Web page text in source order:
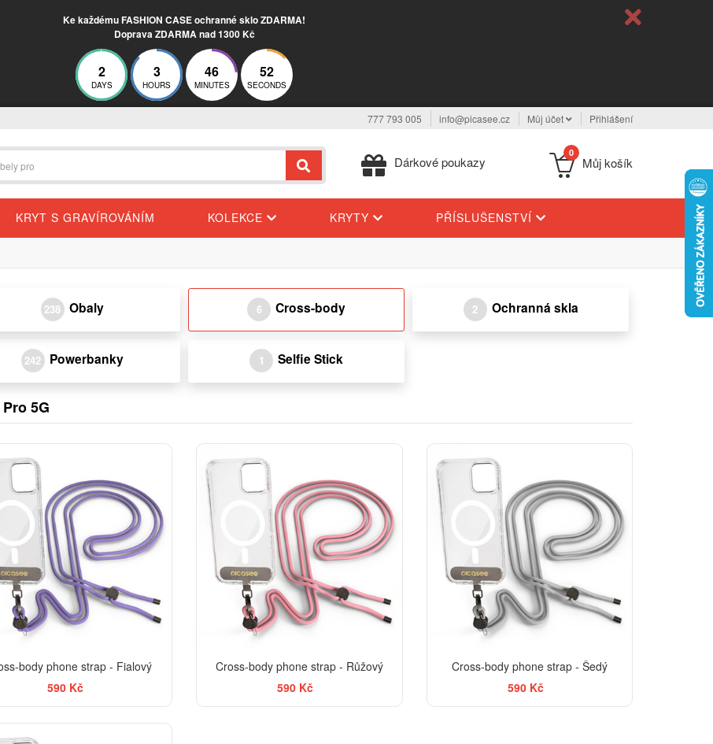
Ke každému FASHION CASE ochranné sklo ZDARMA!
Doprava ZDARMA nad 1300 Kč
2
DAYS
3
HOURS
46
MINUTES
52
SECONDS
777 793 005 info@picasee.cz Můj účet Přihlášení
Dárkové poukazy
0
Můj košík
KRYT S GRAVÍROVÁNÍM KOLEKCE KRYTY PŘÍSLUŠENSTVÍ
238 Obaly 6 Cross-body 2 Ochranná skla
242 Powerbanky 1 Selfie Stick
5G
body phone strap - Fialový
590 Kč
Cross-body phone strap - Růžový
590 Kč
Cross-body phone strap - Šedý
590 Kč